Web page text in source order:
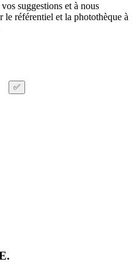
suggestions et à nous
le référentiel et la photothèque à
✅